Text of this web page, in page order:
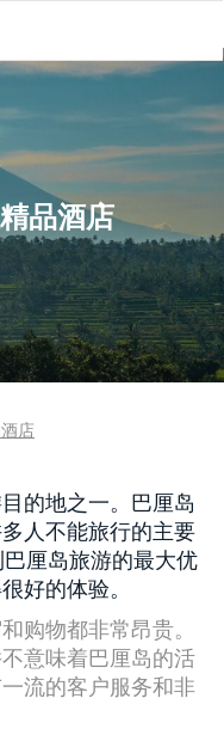
品酒店
店
的地之一。巴厘岛
人不能旅行的主要
厘岛旅游的最大优
好的体验。
购物都非常昂贵。
意味着巴厘岛的活
流的客户服务和非